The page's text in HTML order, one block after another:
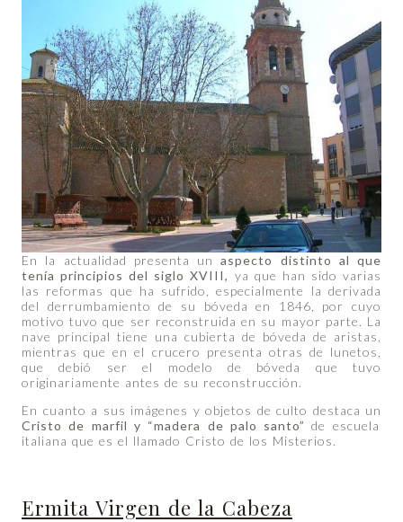
En la actualidad presenta unaspecto distinto al que
tenía principios del siglo XVIII, ya que han sido varias
las reformas que ha sufrido, especialmente la derivada
del derrumbamiento de su bóveda en 1846, por cuyo
motivo tuvo que ser reconstruida en su mayor parte. La
nave principal tiene una cubierta de bóveda de aristas,
mientras que en el crucero presenta otras de lunetos,
que debió ser el modelo de bóveda que tuvo
originariamente antes de su reconstrucción.
En cuanto a sus imágenes y objetos de culto destaca un
Cristo de marfil y “madera de palo santo” de escuela
italiana que es el llamado Cristo de los Misterios.
Ermita Virgen de la Cabeza